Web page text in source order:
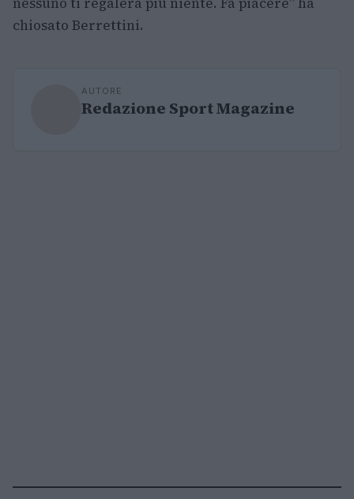
chiosato Berrettini.
AUTORE
Redazione Sport Magazine